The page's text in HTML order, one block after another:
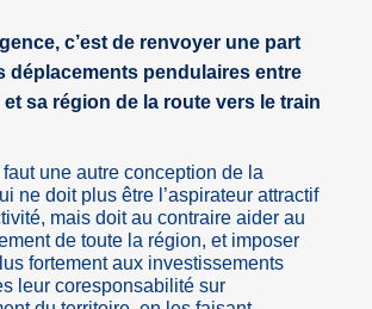
c’est de renvoyer une part
déplacements pendulaires entre
et sa région de la route vers le train
une autre conception de la
ne doit plus être l’aspirateur attractif
mais doit au contraire aider au
de toute la région, et imposer
fortement aux investissements
leur coresponsabilité sur